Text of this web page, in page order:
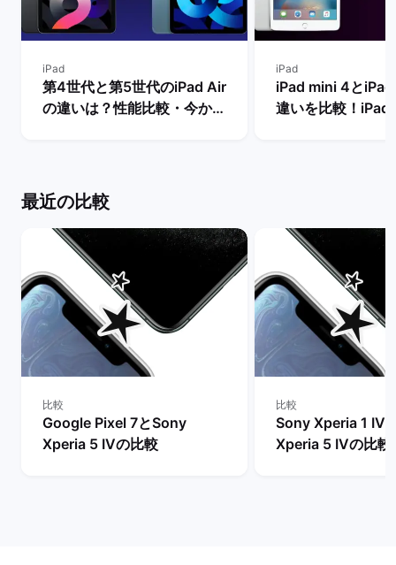
iPad
第4世代と第5世代のiPad Air
の違いは？性能比較・今から
iPad
iPad mini 4と
違いを比較！iPad
最近の比較
比較
Google Pixel 7とSony
Xperia 5 IVの比較
比較
Sony Xperia 1 IV
Xperia 5 IVの比較